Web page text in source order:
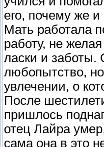
его, почему же
Мать работала
работу, не
ласки и заботы.
любопытство,
увлечении, о
После
пришлось
отец Лайра
сама она в это